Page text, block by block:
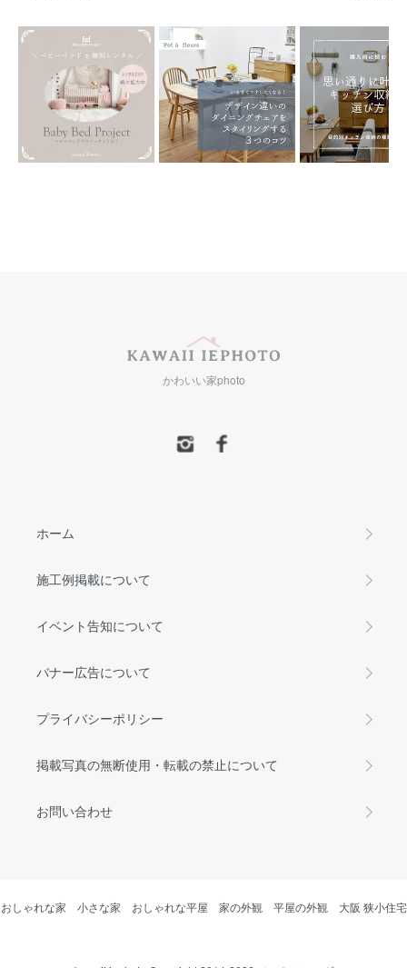
かわいい家photo
ホーム
施工例掲載について
イベント告知について
バナー広告について
プライバシーポリシー
掲載写真の無断使用・転載の禁止について
お問い合わせ
おしゃれな家 小さな家 おしゃれな平屋 家の外観 平屋の外観 大阪 狭小住宅